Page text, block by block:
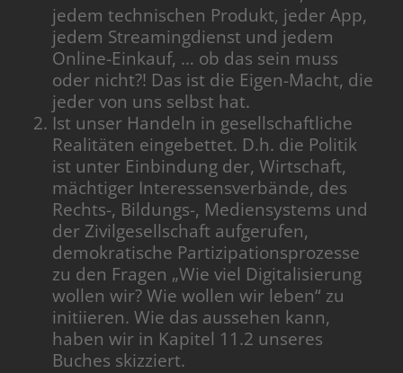
jedem technischen Produkt, jeder App,
jedem Streamingdienst und jedem
Online-Einkauf, … ob das sein muss
oder nicht?! Das ist die Eigen-Macht, die
jeder von uns selbst hat.
Ist unser Handeln in gesellschaftliche
Realitäten eingebettet. D.h. die Politik
ist unter Einbindung der, Wirtschaft,
mächtiger Interessensverbände, des
Rechts-, Bildungs-, Mediensystems und
der Zivilgesellschaft aufgerufen,
demokratische Partizipationsprozesse
zu den Fragen „Wie viel Digitalisierung
wollen wir? Wie wollen wir leben“ zu
initiieren. Wie das aussehen kann,
haben wir in Kapitel 11.2 unseres
Buches skizziert.